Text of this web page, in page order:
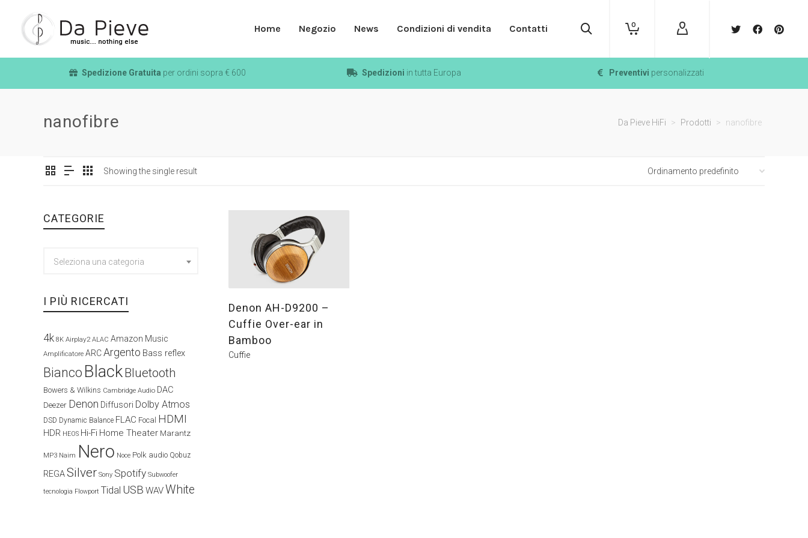
Home Negozio News Condizioni di vendita Contatti 0
Spedizione Gratuita per ordini sopra € 600 Spedizioni in tutta Europa Preventivi personalizzati
nanofibre Da Pieve HiFi > Prodotti > nanofibre
Showing the single result
Denon AH-D9200 –
Cuffie Over-ear in
Bamboo
Cuffie
CATEGORIE
Seleziona una categoria
I PIÙ RICERCATI
4k 8K Airplay2 ALAC Amazon Music
Amplificatore ARCArgento Bass reflex
Bianco BlackBluetooth
Bowers & Wilkins Cambridge Audio DAC
Deezer Denon Diffusori Dolby Atmos
DSD Dynamic Balance FLAC Focal HDMI
HDR HEOS Hi-Fi Home Theater Marantz
MP3 Naim Nero Noce Polk audio Qobuz
REGASilver Sony Spotify Subwoofer
tecnologia Flowport Tidal USB WAVWhite